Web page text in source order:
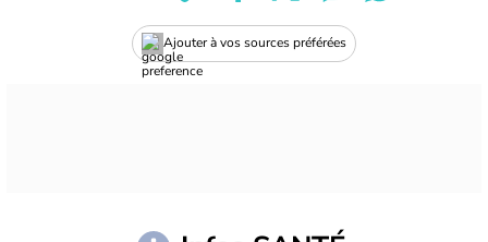
Ajouter à vos sources préférées